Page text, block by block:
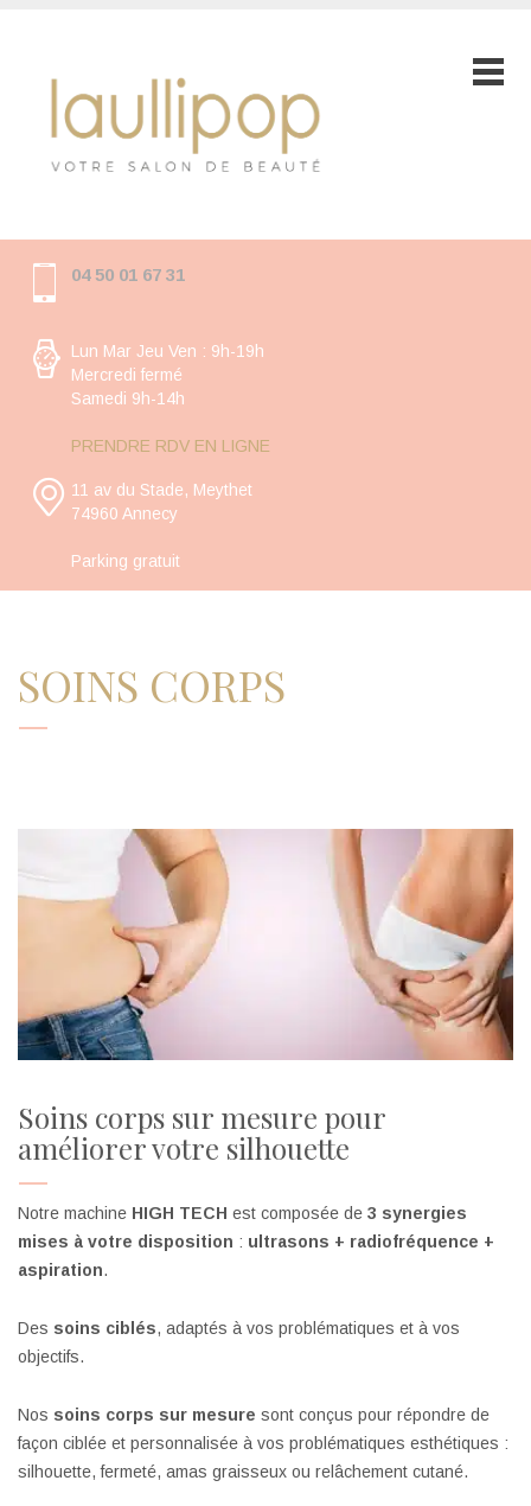
04 50 01 67 31
Lun Mar Jeu Ven : 9h-19h
Mercredi fermé
Samedi 9h-14h
PRENDRE RDV EN LIGNE
11 av du Stade, Meythet
74960 Annecy
Parking gratuit
SOINS CORPS
Soins corps sur mesure pour
améliorer votre silhouette
Notre machine HIGH TECH est composée de 3 synergies
mises à votre disposition : ultrasons + radiofréquence +
aspiration.
Des soins ciblés, adaptés à vos problématiques et à vos
objectifs.
Nos soins corps sur mesure sont conçus pour répondre de
façon ciblée et personnalisée à vos problématiques esthétiques :
silhouette, fermeté, amas graisseux ou relâchement cutané.